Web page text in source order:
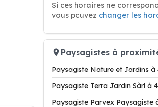
Si ces horaires ne
vous pouvez changer les
Paysagistes à
Paysagiste Nature et Jardins à
Paysagiste Terra Jardin Sàrl à
Paysagiste Parvex Paysagiste